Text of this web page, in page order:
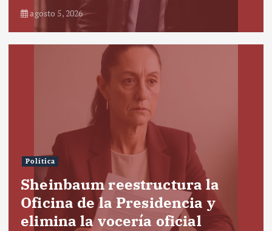
agosto 5, 2026
Política
Sheinbaum reestructura la
Oficina de la Presidencia y
elimina la vocería oficial